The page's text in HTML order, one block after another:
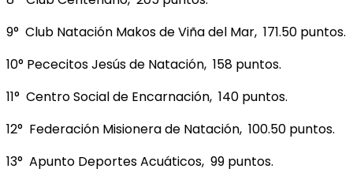
9° Club Natación Makos de Viña del Mar, 171.50 puntos.
10° Pececitos Jesús de Natación, 158 puntos.
11° Centro Social de Encarnación, 140 puntos.
12° Federación Misionera de Natación, 100.50 puntos.
13° Apunto Deportes Acuáticos, 99 puntos.